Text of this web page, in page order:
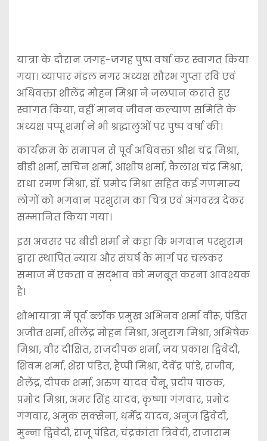
यात्रा के दौरान जगह-जगह पुष्प वर्षा कर स्वागत किया
गया। व्यापार मंडल नगर अध्यक्ष सौरभ गुप्ता रवि एवं
अधिवक्ता शीलेंद्र मोहन मिश्रा ने जलपान कराते हुए
स्वागत किया, वहीं मानव जीवन कल्याण समिति के
अध्यक्ष पप्पू शर्मा ने भी श्रद्धालुओं पर पुष्प वर्षा की।
कार्यक्रम के समापन से पूर्व अधिवक्ता श्रीश चंद्र मिश्रा,
बीडी शर्मा, सचिन शर्मा, आशीष शर्मा, कैलाश चंद्र मिश्रा,
राधा रमण मिश्रा, डॉ. प्रमोद मिश्रा सहित कई गणमान्य
लोगों को भगवान परशुराम का चित्र एवं अंगवस्त्र देकर
सम्मानित किया गया।
इस अवसर पर बीडी शर्मा ने कहा कि भगवान परशुराम
द्वारा स्थापित न्याय और संघर्ष के मार्ग पर चलकर
समाज में एकता व सद्भाव को मजबूत करना आवश्यक
है।
शोभायात्रा में पूर्व ब्लॉक प्रमुख अभिनव शर्मा वीरू, पंडित
अजीत शर्मा, शीलेंद्र मोहन मिश्रा, अनुराग मिश्रा, अभिषेक
मिश्रा, वीर दीक्षित, राजदीपक शर्मा, जय प्रकाश द्विवेदी,
शिवम शर्मा, शेरा पंडित, हैप्पी मिश्रा, देवेंद्र पांडे, राजीव,
शैलेंद्र, दीपक शर्मा, अरुण यादव चैनू, प्रदीप पाठक,
प्रमोद मिश्रा, अमर सिंह यादव, कृष्णा गंगवार, प्रमोद
गंगवार, अमुक सक्सेना, धर्मेंद्र यादव, अनुज द्विवेदी,
मुन्ना द्विवेदी, राजू पंडित, चंद्रकांता त्रिवेदी, राजाराम